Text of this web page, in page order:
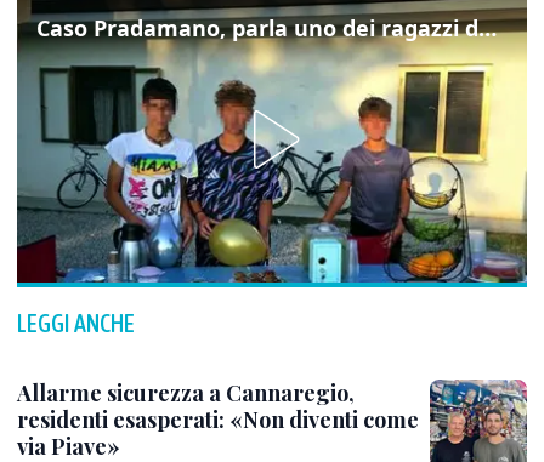
Caso Pradamano, parla uno dei ragazzi denunciati per la limonata: "Volevo anche aiutare i miei"
LEGGI ANCHE
Allarme sicurezza a Cannaregio,
residenti esasperati: «Non diventi come
via Piave»